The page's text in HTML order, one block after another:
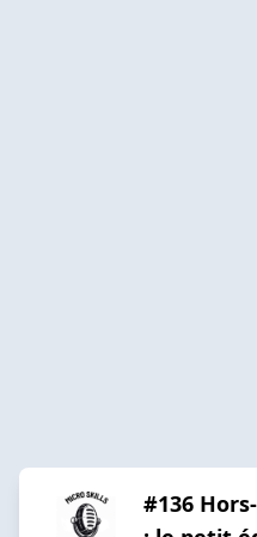
#136